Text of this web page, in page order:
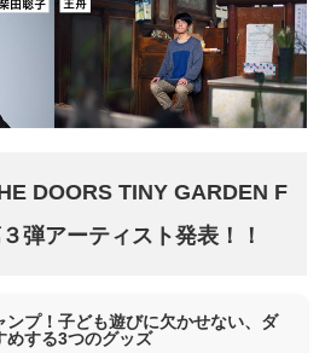
DOORS TINY GARDEN F
弾アーティスト発表！！
プ！子ども遊びに欠かせない、ダ
めする3つのグッズ